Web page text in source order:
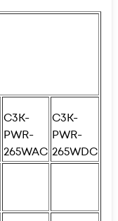
C3K-
PWR-
265WAC
C3K-
PWR-
265WDC